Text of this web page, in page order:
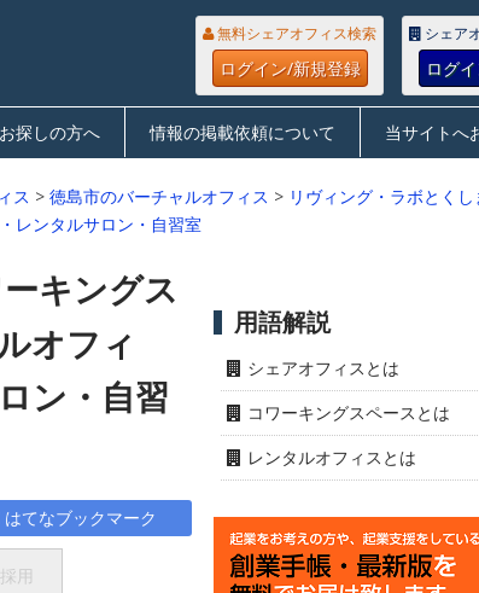
無料シェアオフィス検索
ログイン/新規登録
シェア
ログ
探しの方へ 情報の掲載依頼について 当サイトへ
ス > 徳島市のバーチャルオフィス > リヴィング・ラボとく
レンタルサロン・自習室
キングス
オフィ
ン・自習
はてなブックマーク
用
用語解説
シェアオフィスとは
コワーキングスペースとは
レンタルオフィスとは